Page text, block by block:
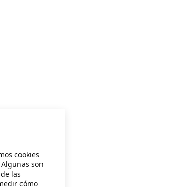
cookies
son
las
cómo